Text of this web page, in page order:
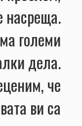
насреща.
големи
дела.
че
ви са